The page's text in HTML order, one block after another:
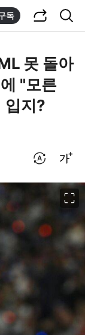
독
못 돌아
"모른
입지?